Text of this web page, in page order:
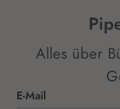
Alles über
E-Mail